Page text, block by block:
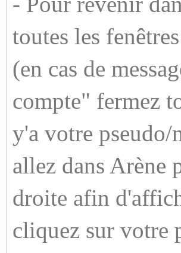
toutes les
(en cas de
compte" fermez
y'a votre pseudo/
allez dans Arène
droite afin
cliquez sur votre